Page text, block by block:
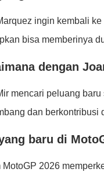
ingin kembali
bisa memberinya
dengan
mencari peluang
dan berkontribusi
baru di
MotoGP 2026